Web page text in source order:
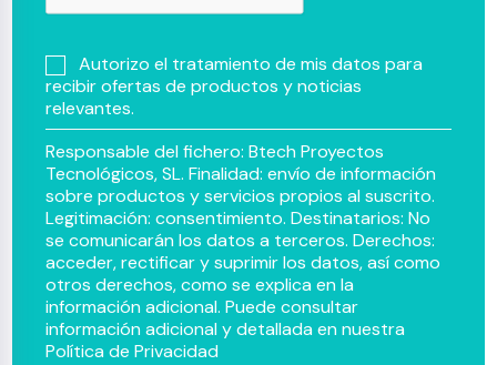
Autorizo el tratamiento de mis datos para
recibir ofertas de productos y noticias
relevantes.
Responsable del fichero: Btech Proyectos
Tecnológicos, SL. Finalidad: envío de información
sobre productos y servicios propios al suscrito.
Legitimación: consentimiento. Destinatarios: No
se comunicarán los datos a terceros. Derechos:
acceder, rectificar y suprimir los datos, así como
otros derechos, como se explica en la
información adicional. Puede consultar
información adicional y detallada en nuestra
Política de Privacidad